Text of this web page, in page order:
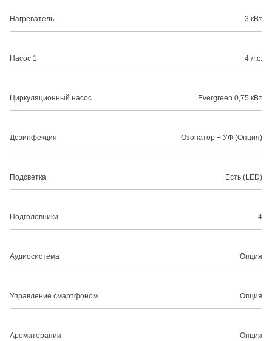
Нагреватель 3 кВт
Насос 1 4 л.с.
Циркуляционный насос Evergreen 0,75 кВт
Дезинфекция Озонатор + УФ (Опция)
Подсветка Есть (LED)
Подголовники 4
Аудиосистема Опция
Управление смартфоном Опция
Ароматерапия Опция